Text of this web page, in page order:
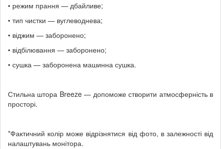
• режим прання — дбайливе;
• тип чистки — вуглеводнева;
• віджим — заборонено;
• відбілювання — заборонено;
• сушка — заборонена машинна сушка.
Стильна штора Breeze — допоможе створити атмосферність в
просторі.
*Фактичний колір може відрізнятися від фото, в залежності від
налаштувань монітора.